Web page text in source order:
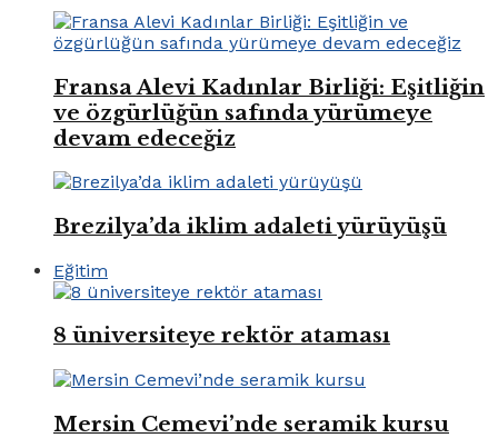
Fransa Alevi Kadınlar Birliği: Eşitliğin
ve özgürlüğün safında yürümeye
devam edeceğiz
Brezilya’da iklim adaleti yürüyüşü
Eğitim
8 üniversiteye rektör ataması
Mersin Cemevi’nde seramik kursu